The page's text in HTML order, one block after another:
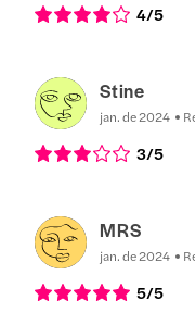
4/5
Stine
jan. de 2024
3/5
MRS
jan. de 2024
5/5